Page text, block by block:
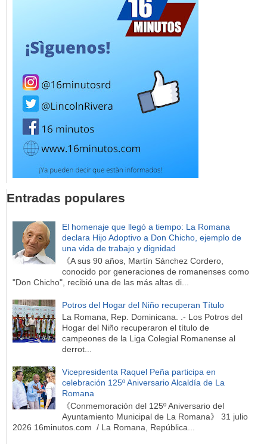
Entradas populares
El homenaje que llegó a tiempo: La Romana
declara Hijo Adoptivo a Don Chicho, ejemplo de
una vida de trabajo y dignidad
《A sus 90 años, Martín Sánchez Cordero,
conocido por generaciones de romanenses como
"Don Chicho", recibió una de las más altas di...
Potros del Hogar del Niño recuperan Título
La Romana, Rep. Dominicana. .- Los Potros del
Hogar del Niño recuperaron el título de
campeones de la Liga Colegial Romanense al
derrot...
Vicepresidenta Raquel Peña participa en
celebración 125º Aniversario Alcaldía de La
Romana
《Conmemoración del 125º Aniversario del
Ayuntamiento Municipal de La Romana》 31 julio
2026 16minutos.com / La Romana, República...